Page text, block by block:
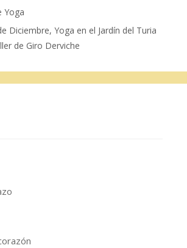
Yoga
Diciembre, Yoga en el Jardín del Turia
de Giro Derviche